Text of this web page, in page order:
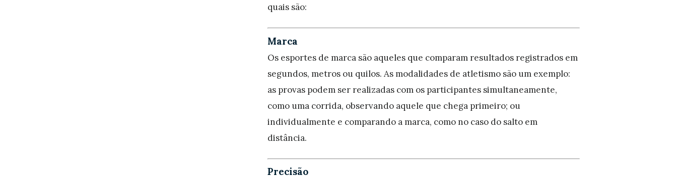
quais são:
Marca
Os esportes de marca são aqueles que comparam resultados registrados em
segundos, metros ou quilos. As modalidades de atletismo são um exemplo:
as provas podem ser realizadas com os participantes simultaneamente,
como uma corrida, observando aquele que chega primeiro; ou
individualmente e comparando a marca, como no caso do salto em
distância.
Precisão